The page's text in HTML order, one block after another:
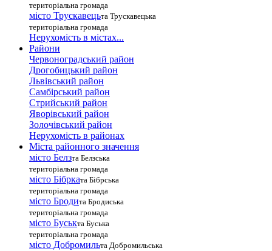
територіальна громада
місто Трускавецьта Трускавецька
територіальна громада
Нерухомість в містах...
Райони
Червоноградський район
Дрогобицький район
Львівський район
Самбірський район
Стрийський район
Яворівський район
Золочівський район
Нерухомість в районах
Міста районного значення
місто Белзта Белзська
територіальна громада
місто Бібрката Бібрська
територіальна громада
місто Бродита Бродиська
територіальна громада
місто Буськта Буська
територіальна громада
місто Добромильта Добромильська